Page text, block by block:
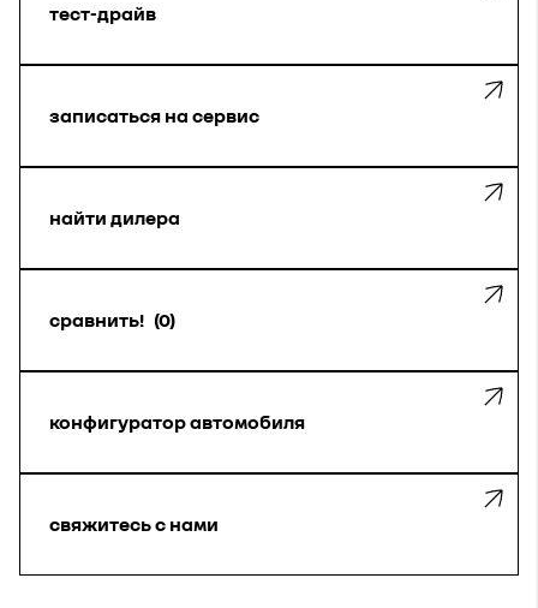
тест-драйв
записаться на сервис
найти дилера
сравнить! 0
конфигуратор автомобиля
свяжитесь с нами